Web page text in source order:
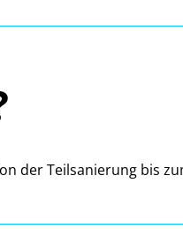
der Teilsanierung bis